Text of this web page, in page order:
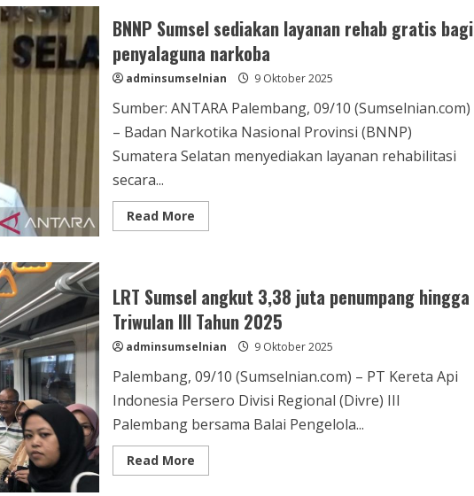
BNNP Sumsel sediakan layanan rehab gratis bagi
penyalaguna narkoba
adminsumselnian 9 Oktober 2025
Sumber: ANTARA Palembang, 09/10 (Sumselnian.com)
– Badan Narkotika Nasional Provinsi (BNNP)
Sumatera Selatan menyediakan layanan rehabilitasi
secara...
Read More
LRT Sumsel angkut 3,38 juta penumpang hingga
Triwulan III Tahun 2025
adminsumselnian 9 Oktober 2025
Palembang, 09/10 (Sumselnian.com) – PT Kereta Api
Indonesia Persero Divisi Regional (Divre) III
Palembang bersama Balai Pengelola...
Read More